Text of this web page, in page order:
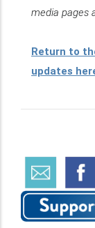
media pages
Return to
updates